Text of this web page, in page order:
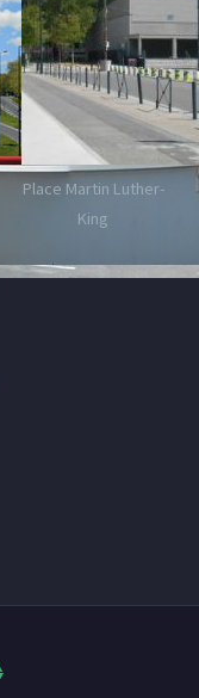
Place Martin Luther-
King